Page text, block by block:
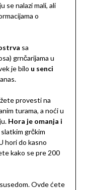
se nalazi mali, ali
o
sa
grnčarijama u
je bilo u senci
provesti na
turama, a noći u
Hora je omanja i
grčkim
hori do kasno
kako se pre 200
Ovde ćete